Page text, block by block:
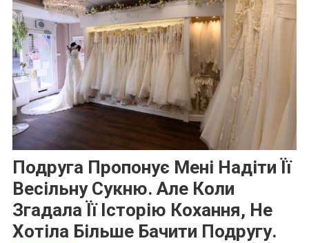
Подруга Пропонує Мені Надіти Її
Весільну Сукню. Але Коли
Згадала Її Історію Кохання, Не
Хотіла Більше Бачити Подругу.